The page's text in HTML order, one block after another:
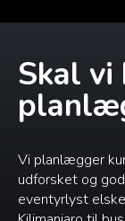
Skal
Vi planlægger
udforsket og
eventyrlyst